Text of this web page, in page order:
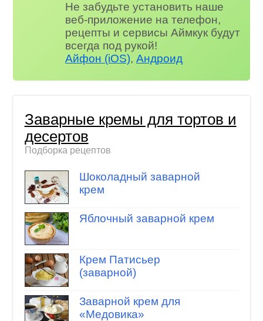
Не забудьте установить наше
веб-приложение на телефон,
рецепты и сервисы Аймкук будут
всегда под рукой!
Айфон (iOS),Андроид
Заварные кремы для тортов и
десертов
Подборка рецептов
Шоколадный заварной
крем
Яблочный заварной крем
Крем Патисьер
(заварной)
Заварной крем для
«Медовика»